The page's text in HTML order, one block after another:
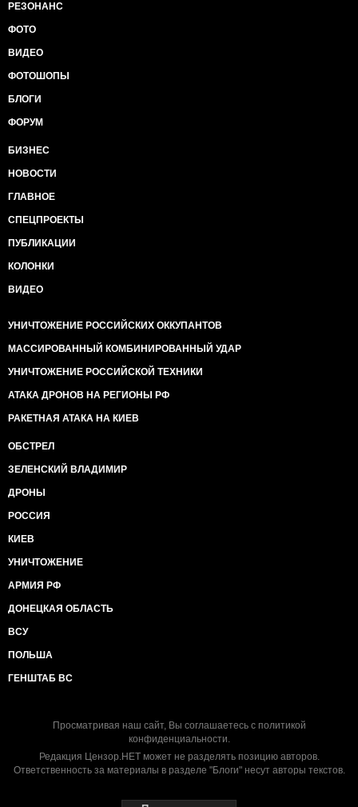
РЕЗОНАНС
ФОТО
ВИДЕО
ФОТОШОПЫ
БЛОГИ
ФОРУМ
БИЗНЕС
НОВОСТИ
ГЛАВНОЕ
СПЕЦПРОЕКТЫ
ПУБЛИКАЦИИ
КОЛОНКИ
ВИДЕО
УНИЧТОЖЕНИЕ РОССИЙСКИХ ОККУПАНТОВ
МАССИРОВАННЫЙ КОМБИНИРОВАННЫЙ УДАР
УНИЧТОЖЕНИЕ РОССИЙСКОЙ ТЕХНИКИ
АТАКА ДРОНОВ НА РЕГИОНЫ РФ
РАКЕТНАЯ АТАКА НА КИЕВ
ОБСТРЕЛ
ЗЕЛЕНСКИЙ ВЛАДИМИР
ДРОНЫ
РОССИЯ
КИЕВ
УНИЧТОЖЕНИЕ
АРМИЯ РФ
ДОНЕЦКАЯ ОБЛАСТЬ
ВСУ
ПОЛЬША
ГЕНШТАБ ВС
Просматривая наш сайт, Вы соглашаетесь с политикой
конфиденциальности.
Редакция Цензор.НЕТ может не разделять позицию авторов.
Ответственность за материалы в разделе "Блоги" несут авторы текстов.